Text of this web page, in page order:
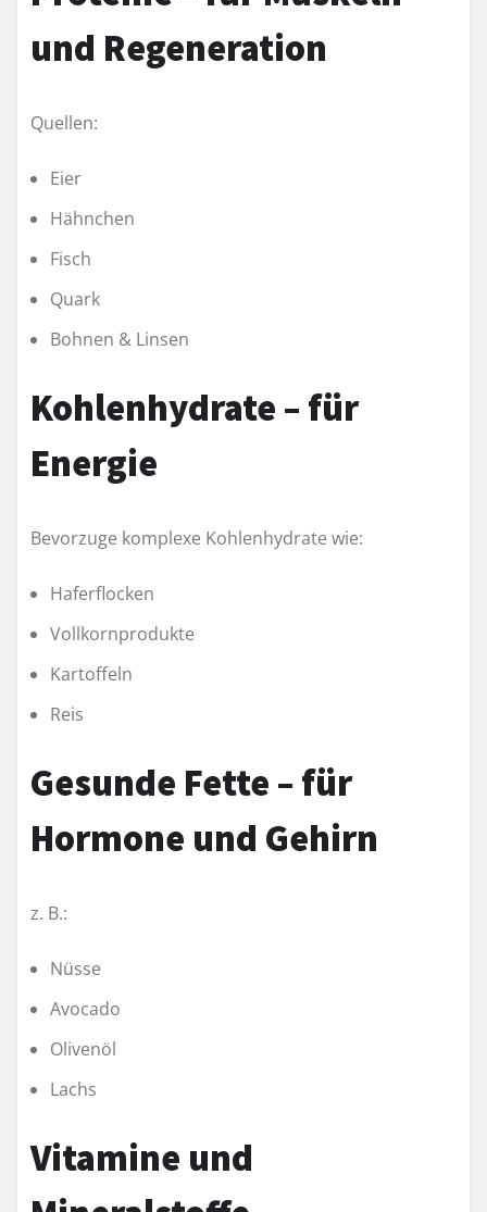
und Regeneration
Quellen:
Eier
Hähnchen
Fisch
Quark
Bohnen & Linsen
Kohlenhydrate – für
Energie
Bevorzuge komplexe Kohlenhydrate wie:
Haferflocken
Vollkornprodukte
Kartoffeln
Reis
Gesunde Fette – für
Hormone und Gehirn
z. B.:
Nüsse
Avocado
Olivenöl
Lachs
Vitamine und